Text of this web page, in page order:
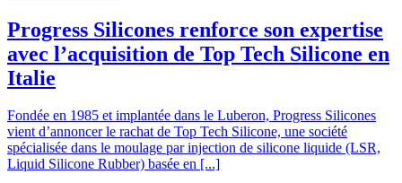
Progress Silicones renforce son expertise
avec l’acquisition de Top Tech Silicone en
Italie
Fondée en 1985 et implantée dans le Luberon, Progress Silicones
vient d’annoncer le rachat de Top Tech Silicone, une société
spécialisée dans le moulage par injection de silicone liquide (LSR,
Liquid Silicone Rubber) basée en [...]